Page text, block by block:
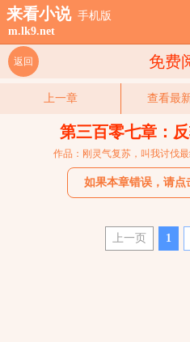
来看小说 手机版
m.lk9.net
免费
返回
上一章 查看最
第三百零七章：
作品：刚灵气复苏，叫我讨伐最
如果本章错误，请点
上一页 1